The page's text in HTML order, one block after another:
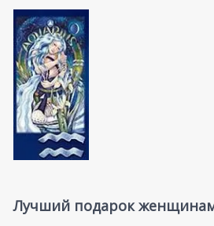
Лучший подарок